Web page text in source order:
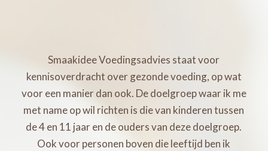
Smaakidee Voedingsadvies staat voor
kennisoverdracht over gezonde voeding, op wat
voor een manier dan ook. De doelgroep waar ik me
met name op wil richten is die van kinderen tussen
de 4 en 11 jaar en de ouders van deze doelgroep.
Ook voor personen boven die leeftijd ben ik